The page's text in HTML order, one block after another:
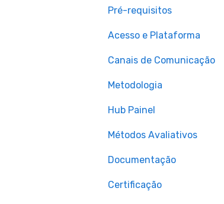
Pré-requisitos
Pré-requisitos para
Acesso e Plataforma
Canais de Comunicação
Metodologia
Aulas
Materiais e Recursos
Hub Painel
Cronograma de aulas ao
Métodos Avaliativos
Assignments e Provas
Documentação
Certificação